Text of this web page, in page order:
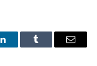
LinkedInTumblr Email